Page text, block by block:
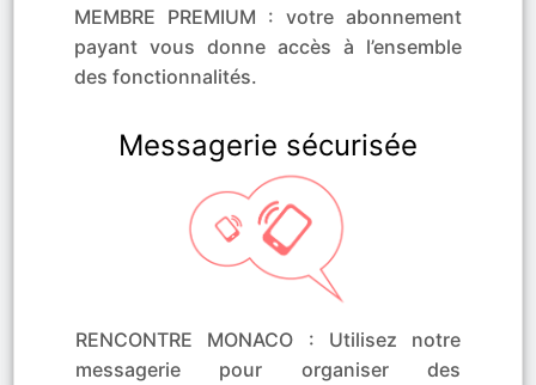
MEMBRE PREMIUM : votre abonnement
payant vous donne accès à l’ensemble
des fonctionnalités.
Messagerie sécurisée
RENCONTRE MONACO : Utilisez notre
messagerie pour organiser des